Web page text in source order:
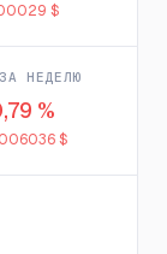
$
НЕДЕЛЮ
%
$